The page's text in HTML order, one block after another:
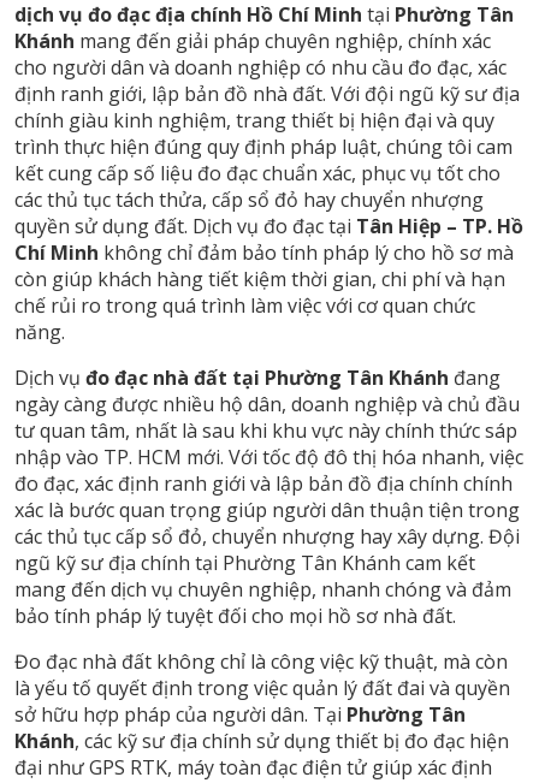
dịch vụ đo đạc địa chính Hồ Chí Minh tại Phường Tân
Khánh mang đến giải pháp chuyên nghiệp, chính xác
cho người dân và doanh nghiệp có nhu cầu đo đạc, xác
định ranh giới, lập bản đồ nhà đất. Với đội ngũ kỹ sư địa
chính giàu kinh nghiệm, trang thiết bị hiện đại và quy
trình thực hiện đúng quy định pháp luật, chúng tôi cam
kết cung cấp số liệu đo đạc chuẩn xác, phục vụ tốt cho
các thủ tục tách thửa, cấp sổ đỏ hay chuyển nhượng
quyền sử dụng đất. Dịch vụ đo đạc tại Tân Hiệp – TP. Hồ
Chí Minh không chỉ đảm bảo tính pháp lý cho hồ sơ mà
còn giúp khách hàng tiết kiệm thời gian, chi phí và hạn
chế rủi ro trong quá trình làm việc với cơ quan chức
năng.
Dịch vụ đo đạc nhà đất tại Phường Tân Khánh đang
ngày càng được nhiều hộ dân, doanh nghiệp và chủ đầu
tư quan tâm, nhất là sau khi khu vực này chính thức sáp
nhập vào TP. HCM mới. Với tốc độ đô thị hóa nhanh, việc
đo đạc, xác định ranh giới và lập bản đồ địa chính chính
xác là bước quan trọng giúp người dân thuận tiện trong
các thủ tục cấp sổ đỏ, chuyển nhượng hay xây dựng. Đội
ngũ kỹ sư địa chính tại Phường Tân Khánh cam kết
mang đến dịch vụ chuyên nghiệp, nhanh chóng và đảm
bảo tính pháp lý tuyệt đối cho mọi hồ sơ nhà đất.
Đo đạc nhà đất không chỉ là công việc kỹ thuật, mà còn
là yếu tố quyết định trong việc quản lý đất đai và quyền
sở hữu hợp pháp của người dân. Tại Phường Tân
Khánh, các kỹ sư địa chính sử dụng thiết bị đo đạc hiện
đại như GPS RTK, máy toàn đạc điện tử giúp xác định